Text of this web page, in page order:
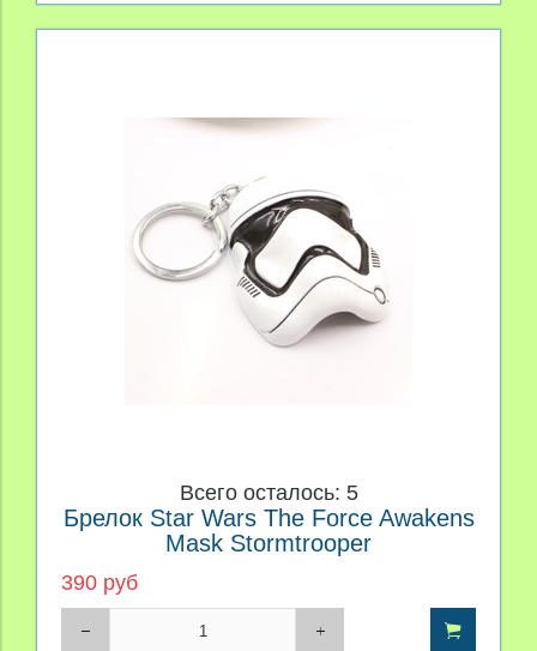
Всего осталось: 5
Брелок Star Wars The Force Awakens
Mask Stormtrooper
390 руб